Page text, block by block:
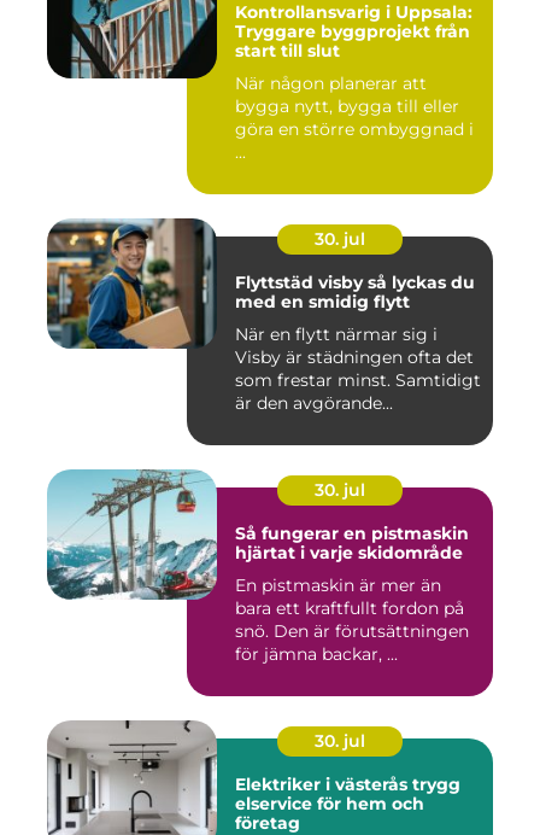
Kontrollansvarig i Uppsala:
Tryggare byggprojekt från
start till slut
När någon planerar att
bygga nytt, bygga till eller
göra en större ombyggnad i
...
30. jul
Flyttstäd visby så lyckas du
med en smidig flytt
När en flytt närmar sig i
Visby är städningen ofta det
som frestar minst. Samtidigt
är den avgörande...
30. jul
Så fungerar en pistmaskin
hjärtat i varje skidområde
En pistmaskin är mer än
bara ett kraftfullt fordon på
snö. Den är förutsättningen
för jämna backar, ...
30. jul
Elektriker i västerås trygg
elservice för hem och
företag